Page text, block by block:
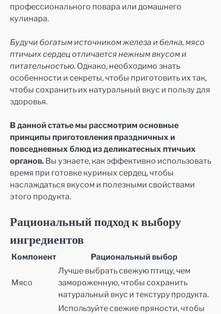
профессионального повара или домашнего
кулинара.
Будучи богатым источником железа и белка, мясо
птичьих сердец отличается нежным вкусом и
питательностью. Однако, необходимо знать
особенности и секреты, чтобы приготовить их так,
чтобы сохранить их натуральный вкус и пользу для
здоровья.
В данной статье мы рассмотрим основные
принципы приготовления праздничных и
повседневных блюд из деликатесных птичьих
органов. Вы узнаете, как эффективно использовать
время при готовке куриных сердец, чтобы
наслаждаться вкусом и полезными свойствами
этого продукта.
Рациональный подход к выбору
ингредиентов
Компонент Рациональный выбор
Мясо
Лучше выбрать свежую птицу, чем
замороженную, чтобы сохранить
натуральный вкус и текстуру продукта.
Используйте свежие пряности, чтобы